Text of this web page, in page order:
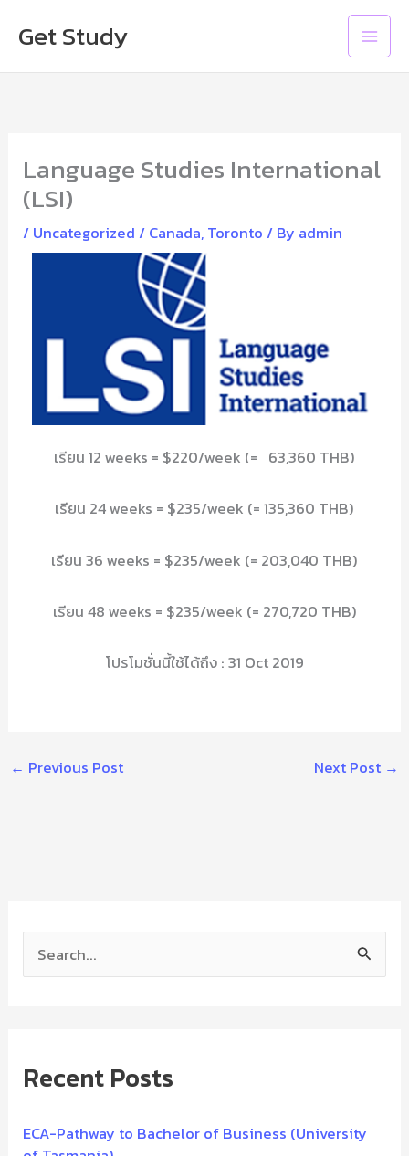
content
Get Study
Main
Language Studies International
(LSI)
/ Uncategorized / Canada, Toronto / By admin
เรียน 12 weeks = $220/week (= 63,360 THB)
เรียน 24 weeks = $235/week (= 135,360 THB)
เรียน 36 weeks = $235/week (= 203,040 THB)
เรียน 48 weeks = $235/week (= 270,720 THB)
โปรโมชั่นนี้ใช้ได้ถึง : 31 Oct 2019
← Previous Post Next Post →
c
f
Recent Posts
ECA-Pathway to Bachelor of Business (University